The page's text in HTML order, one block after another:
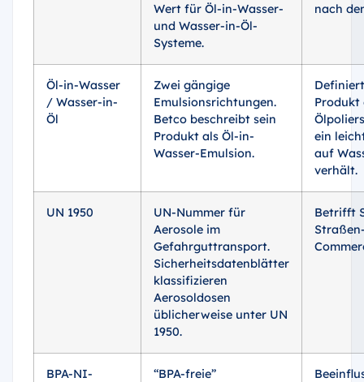
Wert für Öl-in-Wasser-
und Wasser-in-Öl-
Systeme.
nach
Öl-in-Wasser
/ Wasser-in-
Öl
Zwei gängige
Emulsionsrichtungen.
Betco beschreibt sein
Produkt als Öl-in-
Wasser-Emulsion.
Produkt
ein
auf
verhält.
UN 1950
UN-Nummer für
Aerosole im
Gefahrguttransport.
Sicherheitsdatenblätter
klassifizieren
Aerosoldosen
üblicherweise unter UN
1950.
Betrifft
BPA-NI-
“BPA-freie”